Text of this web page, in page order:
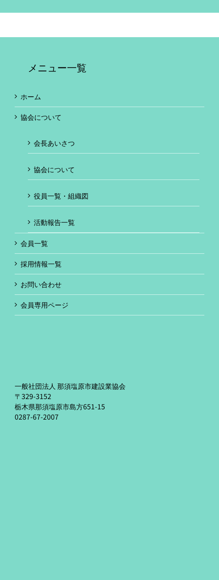
メニュー一覧
ホーム
協会について
会長あいさつ
協会について
役員一覧・組織図
活動報告一覧
会員一覧
採用情報一覧
お問い合わせ
会員専用ページ
一般社団法人 那須塩原市建設業協会
〒329-3152
栃木県那須塩原市島方651-15
0287-67-2007